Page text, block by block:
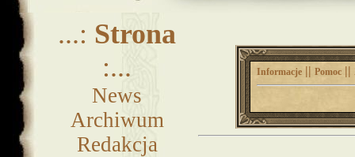
...: Strona
:...
News
Archiwum
Redakcja
Informacje || Pomoc ||